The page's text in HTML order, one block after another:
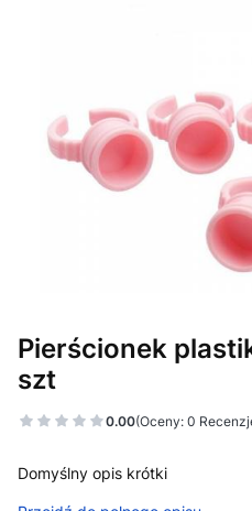
Pierścionek
szt
0.00(Oceny: 0
Domyślny opis krótki